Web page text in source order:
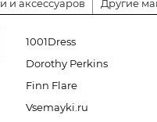
и аксессуаров Другие
1001Dress
Dorothy Perkins
Finn Flare
Vsemayki.ru